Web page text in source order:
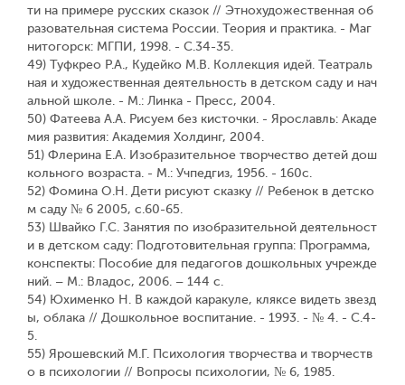
ти на примере русских сказок // Этнохудожественная об
разовательная система России. Теория и практика. - Маг
нитогорск: МГПИ, 1998. - С.34-35.
49) Туфкрео Р.А., Кудейко М.В. Коллекция идей. Театраль
ная и художественная деятельность в детском саду и нач
альной школе. - М.: Линка - Пресс, 2004.
50) Фатеева А.А. Рисуем без кисточки. - Ярославль: Акаде
мия развития: Академия Холдинг, 2004.
51) Флерина Е.А. Изобразительное творчество детей дош
кольного возраста. - М.: Учпедгиз, 1956. - 160с.
52) Фомина О.Н. Дети рисуют сказку // Ребенок в детско
м саду № 6 2005, с.60-65.
53) Швайко Г.С. Занятия по изобразительной деятельност
и в детском саду: Подготовительная группа: Программа,
конспекты: Пособие для педагогов дошкольных учрежде
ний. – М.: Владос, 2006. – 144 с.
54) Юхименко Н. В каждой каракуле, кляксе видеть звезд
ы, облака // Дошкольное воспитание. - 1993. - № 4. - С.4-
5.
55) Ярошевский М.Г. Психология творчества и творчеств
о в психологии // Вопросы психологии, № 6, 1985.